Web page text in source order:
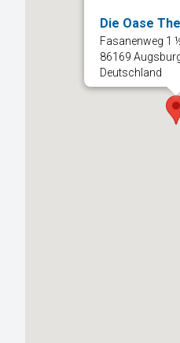
Die Oase
Fasanenweg 1
86169
Deutschland